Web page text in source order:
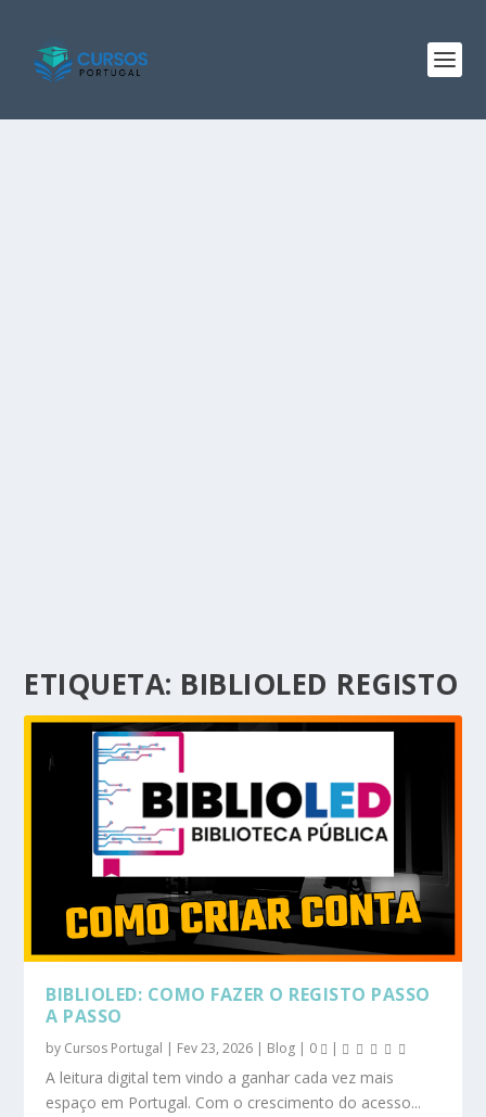
ETIQUETA: BIBLIOLED REGISTO
BIBLIOLED: COMO FAZER O REGISTO PASSO
A PASSO
by Cursos Portugal | Fev 23, 2026 | Blog | 0 |
A leitura digital tem vindo a ganhar cada vez mais
espaço em Portugal. Com o crescimento do acesso...